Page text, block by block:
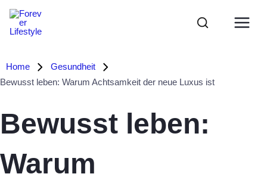
Inhalt
springen
Home
Gesundheit
Bewusst leben: Warum Achtsamkeit der neue Luxus ist
Bewusst leben:
Warum